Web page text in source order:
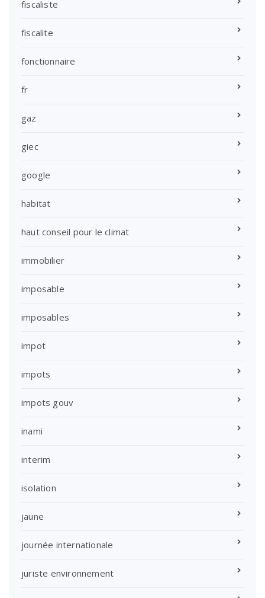
fiscaliste
fiscalite
fonctionnaire
fr
gaz
giec
google
habitat
haut conseil pour le climat
immobilier
imposable
imposables
impot
impots
impots gouv
inami
interim
isolation
jaune
journée internationale
juriste environnement